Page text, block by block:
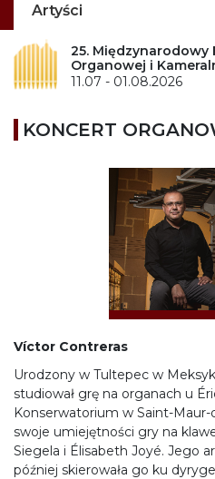
Artyści
25. Międzynarodowy
Organowej i
11.07 - 01.08.2026
KONCERT
Víctor Contreras
Urodzony w Tultepec w
studiował grę na organach u
Konserwatorium w Saint-Maur-
swoje umiejętności gry na
Siegela i Élisabeth Joyé. Jego
później skierowała go ku